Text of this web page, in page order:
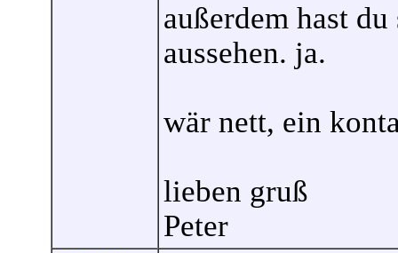
außerdem hast
aussehen. ja.
wär nett, ein
lieben gruß
Peter